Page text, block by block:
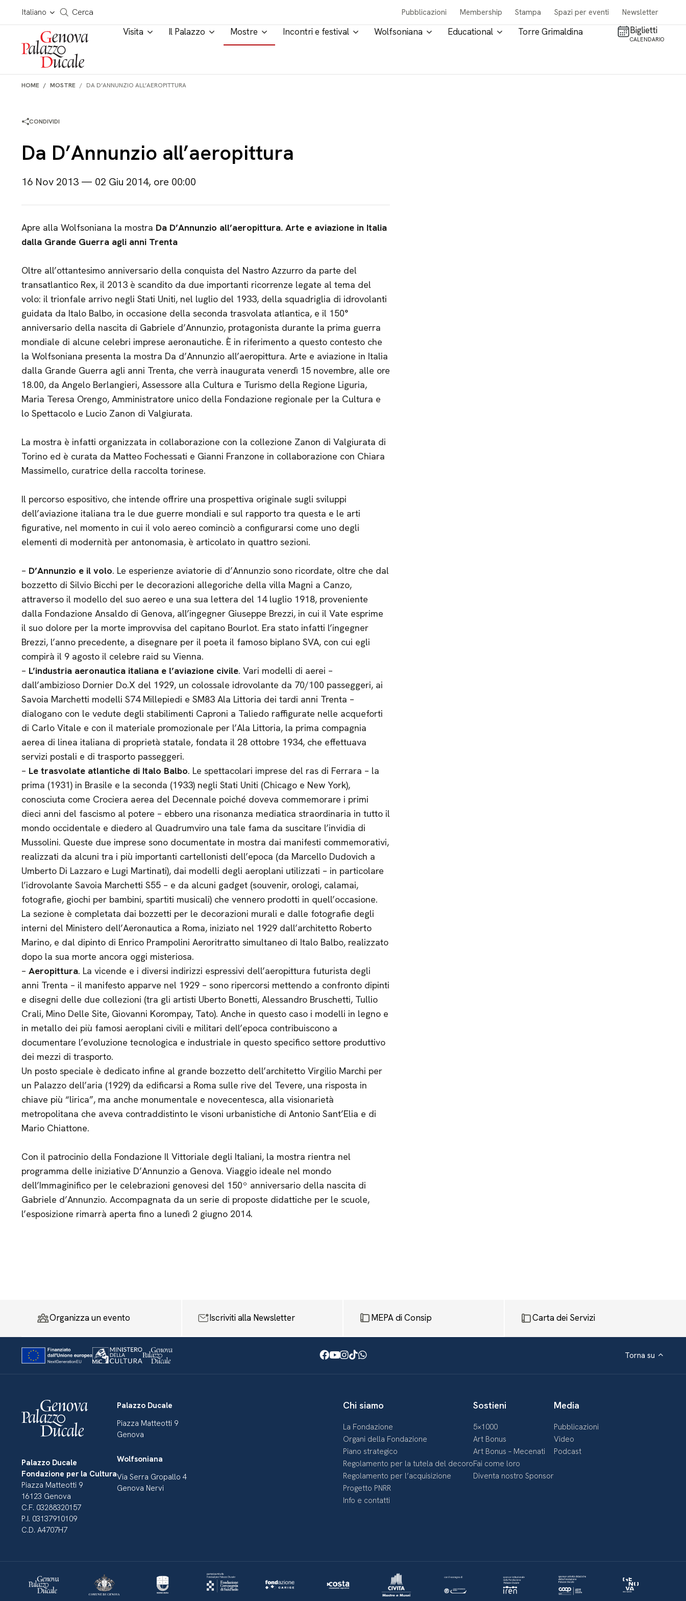
Salta al contenuto
Italiano
Cerca in tutto il sito
Cerca Pubblicazioni Membership Stampa Spazi per eventi Newsletter
Visita Il Palazzo Mostre Incontri e festival Wolfsoniana Educational Torre Grimaldina Biglietti
CALENDARIO
HOME MOSTRE DA D’ANNUNZIO ALL’AEROPITTURA
CONDIVIDI
Da D’Annunzio all’aeropittura
16 Nov 2013 — 02 Giu 2014, ore 00:00
Apre alla Wolfsoniana la mostra Da D’Annunzio all’aeropittura. Arte e aviazione in Italia
dalla Grande Guerra agli anni Trenta
Oltre all’ottantesimo anniversario della conquista del Nastro Azzurro da parte del
transatlantico Rex, il 2013 è scandito da due importanti ricorrenze legate al tema del
volo: il trionfale arrivo negli Stati Uniti, nel luglio del 1933, della squadriglia di idrovolanti
guidata da Italo Balbo, in occasione della seconda trasvolata atlantica, e il 150°
anniversario della nascita di Gabriele d’Annunzio, protagonista durante la prima guerra
mondiale di alcune celebri imprese aeronautiche. È in riferimento a questo contesto che
la Wolfsoniana presenta la mostra Da d’Annunzio all’aeropittura. Arte e aviazione in Italia
dalla Grande Guerra agli anni Trenta, che verrà inaugurata venerdì 15 novembre, alle ore
18.00, da Angelo Berlangieri, Assessore alla Cultura e Turismo della Regione Liguria,
Maria Teresa Orengo, Amministratore unico della Fondazione regionale per la Cultura e
lo Spettacolo e Lucio Zanon di Valgiurata.
La mostra è infatti organizzata in collaborazione con la collezione Zanon di Valgiurata di
Torino ed è curata da Matteo Fochessati e Gianni Franzone in collaborazione con Chiara
Massimello, curatrice della raccolta torinese.
Il percorso espositivo, che intende offrire una prospettiva originale sugli sviluppi
dell’aviazione italiana tra le due guerre mondiali e sul rapporto tra questa e le arti
figurative, nel momento in cui il volo aereo cominciò a configurarsi come uno degli
elementi di modernità per antonomasia, è articolato in quattro sezioni.
– D’Annunzio e il volo. Le esperienze aviatorie di d’Annunzio sono ricordate, oltre che dal
bozzetto di Silvio Bicchi per le decorazioni allegoriche della villa Magni a Canzo,
attraverso il modello del suo aereo e una sua lettera del 14 luglio 1918, proveniente
dalla Fondazione Ansaldo di Genova, all’ingegner Giuseppe Brezzi, in cui il Vate esprime
il suo dolore per la morte improvvisa del capitano Bourlot. Era stato infatti l’ingegner
Brezzi, l’anno precedente, a disegnare per il poeta il famoso biplano SVA, con cui egli
compirà il 9 agosto il celebre raid su Vienna.
– L’industria aeronautica italiana e l’aviazione civile. Vari modelli di aerei –
dall’ambizioso Dornier Do.X del 1929, un colossale idrovolante da 70/100 passeggeri, ai
Savoia Marchetti modelli S74 Millepiedi e SM83 Ala Littoria dei tardi anni Trenta –
dialogano con le vedute degli stabilimenti Caproni a Taliedo raffigurate nelle acqueforti
di Carlo Vitale e con il materiale promozionale per l’Ala Littoria, la prima compagnia
aerea di linea italiana di proprietà statale, fondata il 28 ottobre 1934, che effettuava
servizi postali e di trasporto passeggeri.
– Le trasvolate atlantiche di Italo Balbo. Le spettacolari imprese del ras di Ferrara – la
prima (1931) in Brasile e la seconda (1933) negli Stati Uniti (Chicago e New York),
conosciuta come Crociera aerea del Decennale poiché doveva commemorare i primi
dieci anni del fascismo al potere – ebbero una risonanza mediatica straordinaria in tutto il
mondo occidentale e diedero al Quadrumviro una tale fama da suscitare l’invidia di
Mussolini. Queste due imprese sono documentate in mostra dai manifesti commemorativi,
realizzati da alcuni tra i più importanti cartellonisti dell’epoca (da Marcello Dudovich a
Umberto Di Lazzaro e Lugi Martinati), dai modelli degli aeroplani utilizzati – in particolare
l’idrovolante Savoia Marchetti S55 – e da alcuni gadget (souvenir, orologi, calamai,
fotografie, giochi per bambini, spartiti musicali) che vennero prodotti in quell’occasione.
La sezione è completata dai bozzetti per le decorazioni murali e dalle fotografie degli
interni del Ministero dell’Aeronautica a Roma, iniziato nel 1929 dall’architetto Roberto
Marino, e dal dipinto di Enrico Prampolini Aeroritratto simultaneo di Italo Balbo, realizzato
dopo la sua morte ancora oggi misteriosa.
– Aeropittura. La vicende e i diversi indirizzi espressivi dell’aeropittura futurista degli
anni Trenta – il manifesto apparve nel 1929 – sono ripercorsi mettendo a confronto dipinti
e disegni delle due collezioni (tra gli artisti Uberto Bonetti, Alessandro Bruschetti, Tullio
Crali, Mino Delle Site, Giovanni Korompay, Tato). Anche in questo caso i modelli in legno e
in metallo dei più famosi aeroplani civili e militari dell’epoca contribuiscono a
documentare l’evoluzione tecnologica e industriale in questo specifico settore produttivo
dei mezzi di trasporto.
Un posto speciale è dedicato infine al grande bozzetto dell’architetto Virgilio Marchi per
un Palazzo dell’aria (1929) da edificarsi a Roma sulle rive del Tevere, una risposta in
chiave più “lirica”, ma anche monumentale e novecentesca, alla visionarietà
metropolitana che aveva contraddistinto le visoni urbanistiche di Antonio Sant’Elia e di
Mario Chiattone.
Con il patrocinio della Fondazione Il Vittoriale degli Italiani, la mostra rientra nel
programma delle iniziative D’Annunzio a Genova. Viaggio ideale nel mondo
dell’Immaginifico per le celebrazioni genovesi del 150º anniversario della nascita di
Gabriele d’Annunzio. Accompagnata da un serie di proposte didattiche per le scuole,
l’esposizione rimarrà aperta fino a lunedì 2 giugno 2014.
Organizza un evento Iscriviti alla Newsletter MEPA di Consip Carta dei Servizi
Facebook
Youtube
Instagram
TikTok
WhatsApp Torna su
Palazzo Ducale
Fondazione per la Cultura
Piazza Matteotti 9
16123 Genova
C.F. 03288320157
P.I. 03137910109
C.D. A4707H7
Palazzo Ducale
Piazza Matteotti 9
Genova
Wolfsoniana
Via Serra Gropallo 4
Genova Nervi
Chi siamo
La Fondazione
Organi della Fondazione
Piano strategico
Regolamento per la tutela del decoro
Regolamento per l’acquisizione
Progetto PNRR
Info e contatti
Sostieni
5×1000
Art Bonus
Art Bonus – Mecenati
Fai come loro
Diventa nostro Sponsor
Media
Pubblicazioni
Video
Podcast